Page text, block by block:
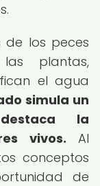
de los peces
plantas,
el agua
simula un
la
vivos. Al
conceptos
de